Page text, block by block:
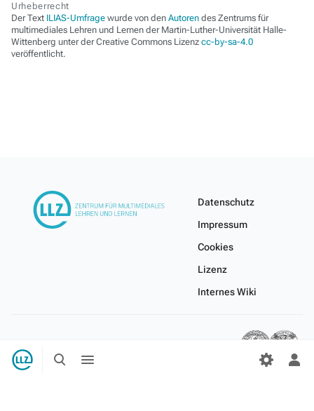
Suche
umschaltenumschalten
Urheberrecht
Der Text ILIAS-Umfrage wurde von den Autoren des Zentrums für
multimediales Lehren und Lernen der Martin-Luther-Universität Halle-
Wittenberg unter der Creative Commons Lizenz cc-by-sa-4.0
veröffentlicht.
Datenschutz
Impressum
Cookies
Lizenz
Internes Wiki